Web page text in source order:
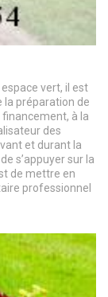
vert, il est
la préparation de
financement, à la
des
et durant la
s’appuyer sur la
de mettre en
professionnel